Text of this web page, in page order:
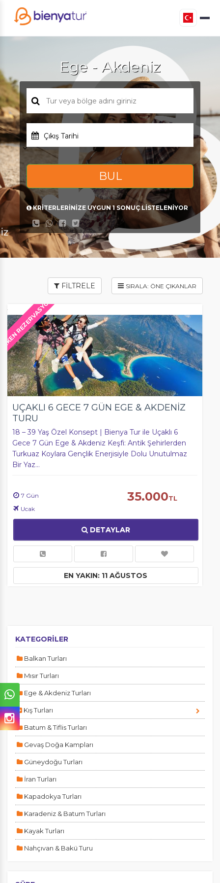
Çerez tercihlerinizi
belirleyin.
Daha fazla bilgi için
ve gizlilik koşullarınıinceleyebilirsiniz.
Ege - Akdeniz
Çıkış Tarihi
BUL
KRİTERLERİNİZE UYGUN 1 SONUÇ LİSTELENİYOR
FİLTRELE
REZERVASYON
UÇAKLI 6 GECE 7 GÜN EGE & AKDENİZ
TURU
18 – 39 Yaş Özel Konsept | Bienya Tur ile Uçaklı 6
Gece 7 Gün Ege & Akdeniz Keşfi: Antik Şehirlerden
Turkuaz Koylara Gençlik Enerjisiyle Dolu Unutulmaz
Bir Yaz…
7 Gün
Ucak
35.000TL
DETAYLAR
EN YAKIN: 11 AĞUSTOS
KATEGORİLER
Balkan Turları
Mısır Turları
Ege & Akdeniz Turları
Kış Turları
Batum & Tiflis Turları
Gevaş Doğa Kampları
Güneydoğu Turları
İran Turları
Kapadokya Turları
Karadeniz & Batum Turları
Kayak Turları
Nahçıvan & Bakü Turu